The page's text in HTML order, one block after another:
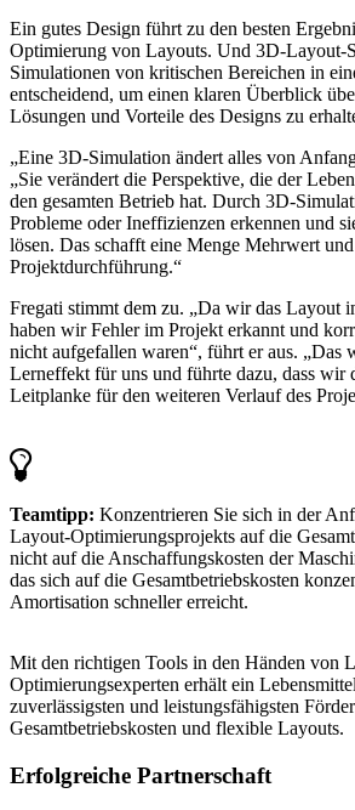
Ein gutes Design führt zu den besten
Optimierung von Layouts. Und 3D-Layout-
Simulationen von kritischen Bereichen in
entscheidend, um einen klaren Überblick
Lösungen und Vorteile des Designs zu
„Eine 3D-Simulation ändert alles von
„Sie verändert die Perspektive, die der
den gesamten Betrieb hat. Durch 3D-
Probleme oder Ineffizienzen erkennen und
lösen. Das schafft eine Menge Mehrwert
Projektdurchführung.“
Fregati stimmt dem zu. „Da wir das Layout
haben wir Fehler im Projekt erkannt und
nicht aufgefallen waren“, führt er aus. „Das
Lerneffekt für uns und führte dazu, dass wir
Leitplanke für den weiteren Verlauf des
Teamtipp: Konzentrieren Sie sich in der
Layout-Optimierungsprojekts auf die
nicht auf die Anschaffungskosten der
das sich auf die Gesamtbetriebskosten
Amortisation schneller erreicht.
Mit den richtigen Tools in den Händen von
Optimierungsexperten erhält ein
zuverlässigsten und leistungsfähigsten
Gesamtbetriebskosten und flexible Layouts.
Erfolgreiche Partnerschaft